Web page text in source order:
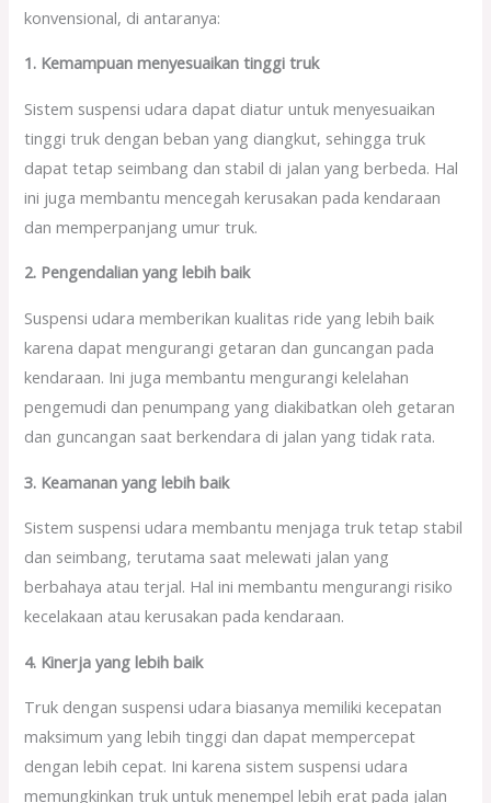
konvensional, di antaranya:
1. Kemampuan menyesuaikan tinggi truk
Sistem suspensi udara dapat diatur untuk menyesuaikan
tinggi truk dengan beban yang diangkut, sehingga truk
dapat tetap seimbang dan stabil di jalan yang berbeda. Hal
ini juga membantu mencegah kerusakan pada kendaraan
dan memperpanjang umur truk.
2. Pengendalian yang lebih baik
Suspensi udara memberikan kualitas ride yang lebih baik
karena dapat mengurangi getaran dan guncangan pada
kendaraan. Ini juga membantu mengurangi kelelahan
pengemudi dan penumpang yang diakibatkan oleh getaran
dan guncangan saat berkendara di jalan yang tidak rata.
3. Keamanan yang lebih baik
Sistem suspensi udara membantu menjaga truk tetap stabil
dan seimbang, terutama saat melewati jalan yang
berbahaya atau terjal. Hal ini membantu mengurangi risiko
kecelakaan atau kerusakan pada kendaraan.
4. Kinerja yang lebih baik
Truk dengan suspensi udara biasanya memiliki kecepatan
maksimum yang lebih tinggi dan dapat mempercepat
dengan lebih cepat. Ini karena sistem suspensi udara
memungkinkan truk untuk menempel lebih erat pada jalan